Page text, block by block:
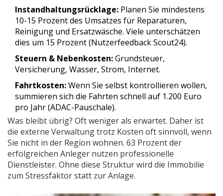
Instandhaltungsrücklage: Planen Sie mindestens
10-15 Prozent des Umsatzes für Reparaturen,
Reinigung und Ersatzwäsche. Viele unterschätzen
dies um 15 Prozent (Nutzerfeedback Scout24).
Steuern & Nebenkosten:Grundsteuer,
Versicherung, Wasser, Strom, Internet.
Fahrtkosten:Wenn Sie selbst kontrollieren wollen,
summieren sich die Fahrten schnell auf 1.200 Euro
pro Jahr (ADAC-Pauschale).
Was bleibt übrig? Oft weniger als erwartet. Daher ist
die externe Verwaltung trotz Kosten oft sinnvoll, wenn
Sie nicht in der Region wohnen. 63 Prozent der
erfolgreichen Anleger nutzen professionelle
Dienstleister. Ohne diese Struktur wird die Immobilie
zum Stressfaktor statt zur Anlage.